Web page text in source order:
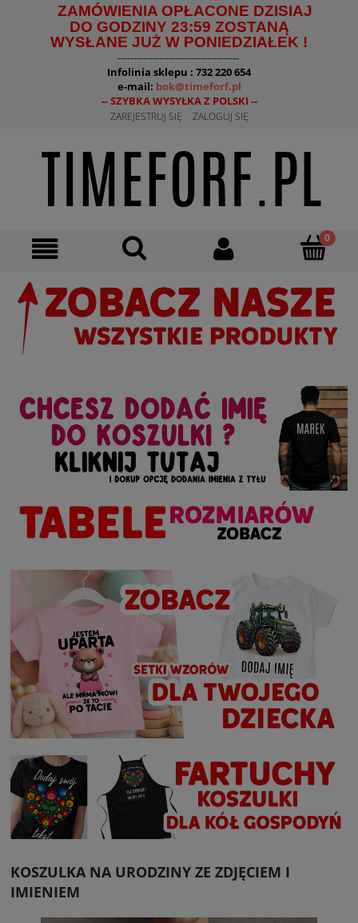
ZAMÓWIENIA OPŁACONE DZISIAJ
DO GODZINY 23:59 ZOSTANĄ
WYSŁANE JUŻ W PONIEDZIAŁEK !
--------------------------------------
Infolinia sklepu : 732 220 654
e-mail: bok@timeforf.pl
-- SZYBKA WYSYŁKA Z POLSKI --
ZAREJESTRUJ SIĘ ZALOGUJ SIĘ
KOSZULKA NA URODZINY ZE ZDJĘCIEM I
IMIENIEM